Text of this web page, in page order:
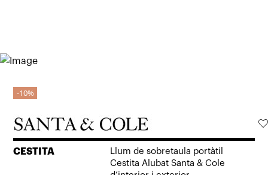
10%
CESTITA
Llum de sobretaula portàtil
Cestita Alubat Santa & Cole